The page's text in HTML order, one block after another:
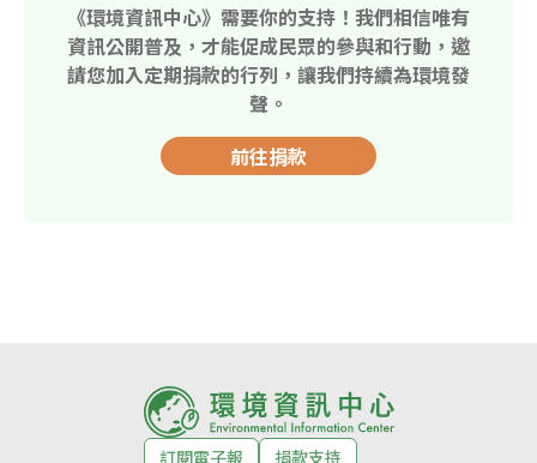
《環境資訊中心》需要你的支持！我們相信唯有
資訊公開普及，才能促成民眾的參與和行動，邀
請您加入定期捐款的行列，讓我們持續為環境發
聲。
前往捐款
訂閱電子報 捐款支持